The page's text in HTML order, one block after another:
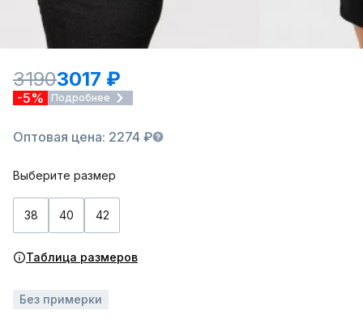
31903017 ₽
-5% Подробнее
Оптовая цена: 2274 ₽
Выберите размер
38 40 42
Таблица размеров
Без примерки